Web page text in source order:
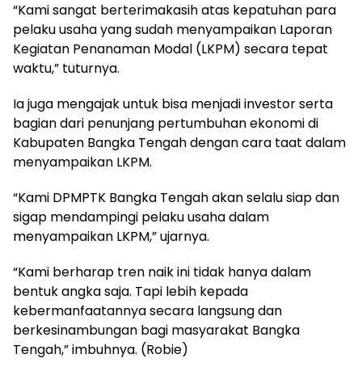
“Kami sangat berterimakasih atas kepatuhan para
pelaku usaha yang sudah menyampaikan Laporan
Kegiatan Penanaman Modal (LKPM) secara tepat
waktu,” tuturnya.
Ia juga mengajak untuk bisa menjadi investor serta
bagian dari penunjang pertumbuhan ekonomi di
Kabupaten Bangka Tengah dengan cara taat dalam
menyampaikan LKPM.
“Kami DPMPTK Bangka Tengah akan selalu siap dan
sigap mendampingi pelaku usaha dalam
menyampaikan LKPM,” ujarnya.
“Kami berharap tren naik ini tidak hanya dalam
bentuk angka saja. Tapi lebih kepada
kebermanfaatannya secara langsung dan
berkesinambungan bagi masyarakat Bangka
Tengah,” imbuhnya. (Robie)